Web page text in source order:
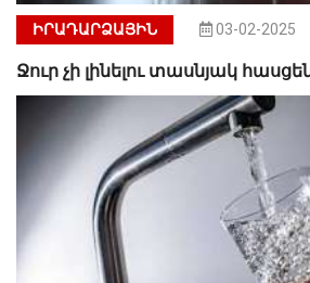
ԻՐԱԴԱՐՁԱՅԻՆ 03-02-2025
Ջուր չի լինելու տասնյակ